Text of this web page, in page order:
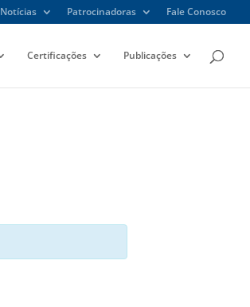
Notícias Patrocinadoras Fale Conosco
Certificações Publicações